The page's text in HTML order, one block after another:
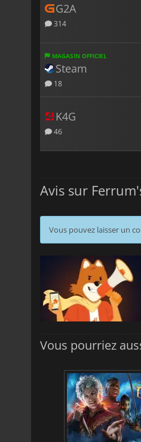
G2A
314
MAGASIN OFFICIEL
Steam
18
K4G
46
Avis sur
Vous pouvez laisser un
Vous pourriez